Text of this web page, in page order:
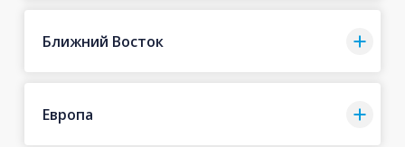
Ближний Восток
Европа